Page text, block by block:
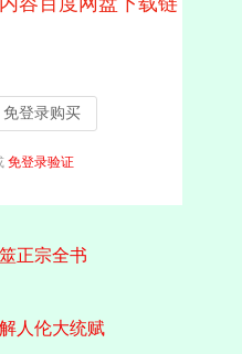
免登录购买
免登录验证
筮正宗全书
人伦大统赋